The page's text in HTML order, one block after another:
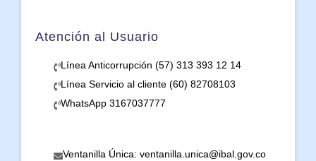
Atención al Usuario
Línea Anticorrupción (57) 313 393 12 14
Línea Servicio al cliente (60) 82708103
WhatsApp 3167037777
Ventanilla Única: ventanilla.unica@ibal.gov.co